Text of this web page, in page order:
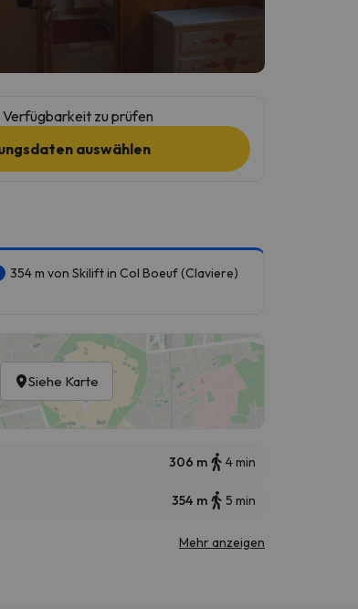
zu prüfen
auswählen
354 m von Skilift in Col Boeuf (Claviere)
Siehe Karte
306 m 4 min
354 m 5 min
Mehr anzeigen